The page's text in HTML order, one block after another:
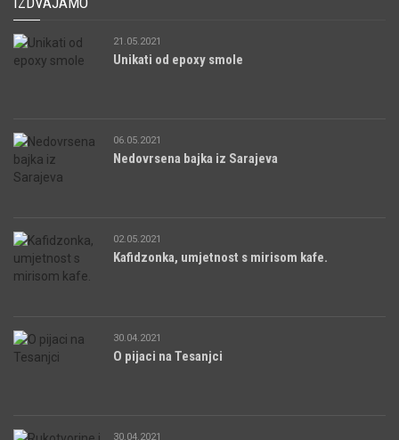
21.05.2021
Unikati od epoxy smole
06.05.2021
Nedovrsena bajka iz Sarajeva
02.05.2021
Kafidzonka, umjetnost s mirisom kafe.
30.04.2021
O pijaci na Tesanjci
30.04.2021